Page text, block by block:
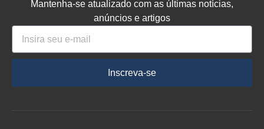
Mantenha-se atualizado com as últimas notícias,
anúncios e artigos
Inscreva-se